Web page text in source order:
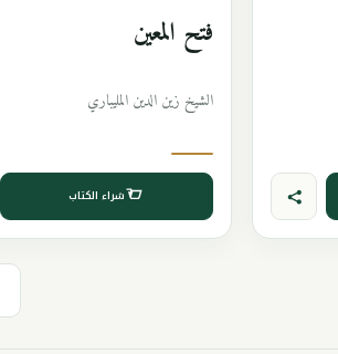
فتح المعين
الشيخ زين الدين المليباري
شراء الكتاب